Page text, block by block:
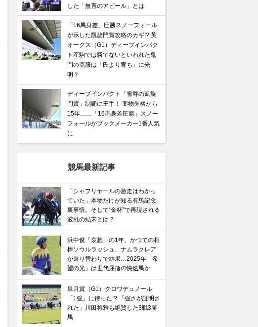
した「無言のアピール」とは
「16馬身差」圧勝スノーフォール
が示した凱旋門賞攻略のカギ!? 英
オークス（G1）ディープインパク
ト産駒では勝てないといわれた鬼
門の克服は「氏より育ち」に光
明？
ディープインパクト「雪辱の凱旋
門賞」制覇に王手！ 薬物失格から
15年……「16馬身差圧勝」スノー
フォールがブックメーカー1番人気
に
競馬最新記事
「シャフリヤールの激走はわかっ
ていた」本物だけが知る有馬記念
裏事情。そして“金杯”で再現される
波乱の結末とは？
浜中俊「哀愁」の1年。かつての相
棒ソウルラッシュ、ナムラクレア
が乗り替わりで結果…2025年「希
望の光」は世代屈指の快速馬か
皐月賞（G1）クロワデュノール
「1強」に待った!? 「強さが証明さ
れた」川田将雅も絶賛した3戦3勝
馬